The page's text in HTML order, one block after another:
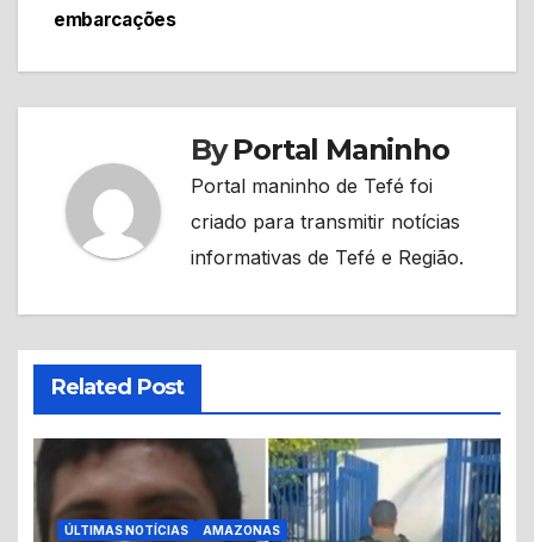
embarcações
ByPortal Maninho
Portal maninho de Tefé foi
criado para transmitir notícias
informativas de Tefé e Região.
Related Post
ÚLTIMAS NOTÍCIAS AMAZONAS